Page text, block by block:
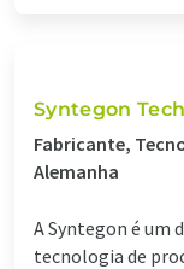
Syntegon
Fabricante,
Alemanha
A Syntegon é um
tecnologia de